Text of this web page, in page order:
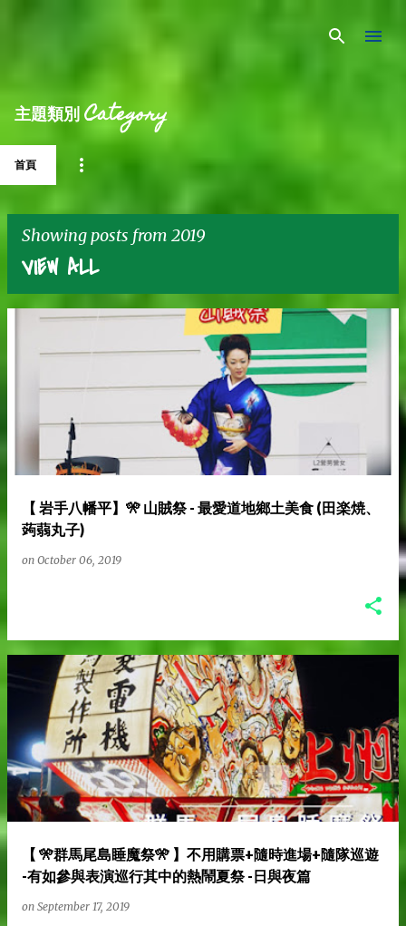
主題類別 Category
首頁
Showing posts from 2019
VIEW ALL
s
s
【 岩手八幡平】🎌 山賊祭 - 最愛道地鄉土美食 (田楽焼、
蒟蒻丸子)
on October 06, 2019
【 🎌群馬尾島睡魔祭🎌 】不用購票+隨時進場+隨隊巡遊
-有如參與表演巡行其中的熱鬧夏祭 -日與夜篇
on September 17, 2019